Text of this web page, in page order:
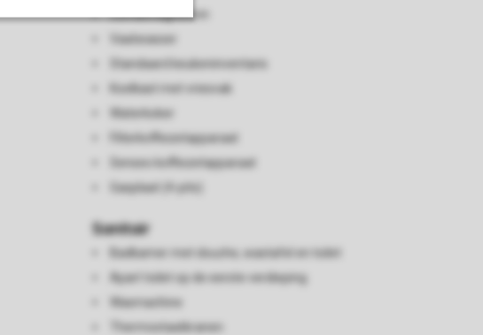
Combimagnetron
Vaatwasser
Standaard keukeninventaris
Koelkast met vriesvak
Waterkoker
Filterkoffiezetapparaat
Senseo koffiezetapparaat
Gasplaat (4-pits)
Sanitair
Badkamer met douche, wastafel en toilet
Apart toilet op de eerste verdieping
Wasmachine
Thermostaatkranen